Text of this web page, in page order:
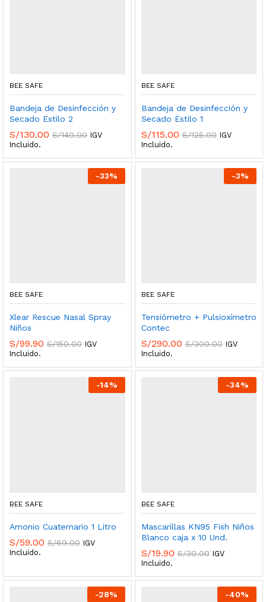
BEE SAFE
Bandeja de Desinfección y
Secado Estilo 2
S/130.00 S/140.00 IGV
Incluido.
BEE SAFE
Bandeja de Desinfección y
Secado Estilo 1
S/115.00 S/125.00 IGV
Incluido.
-33%
BEE SAFE
Xlear Rescue Nasal Spray
Niños
S/99.90 S/150.00 IGV
Incluido.
-3%
BEE SAFE
Tensiómetro + Pulsioxímetro
Contec
S/290.00 S/300.00 IGV
Incluido.
-14%
BEE SAFE
Amonio Cuaternario 1 Litro
S/59.00 S/69.00 IGV
Incluido.
-34%
BEE SAFE
Mascarillas KN95 Fish Niños
Blanco caja x 10 Und.
S/19.90 S/30.00 IGV
Incluido.
-28% -40%